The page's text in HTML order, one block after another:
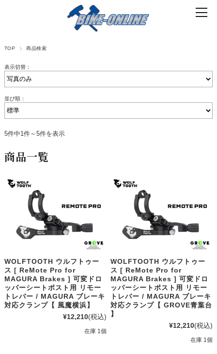
TOP 商品検索
表示切替：
並び順：
5件中1件～5件を表示
商品一覧
WOLFTOOTH ウルフトゥー
ス [ ReMote Pro for
MAGURA Brakes ] 可変ドロ
ッパーシートポスト用 リモー
トレバー / MAGURA ブレーキ
対応クランプ【 風魔横浜】
¥12,210(税込)
在庫 1個
WOLFTOOTH ウルフトゥー
ス [ ReMote Pro for
MAGURA Brakes ] 可変ドロ
ッパーシートポスト用 リモー
トレバー / MAGURA ブレーキ
対応クランプ【 GROVE青葉台
】
¥12,210(税込)
在庫 1個